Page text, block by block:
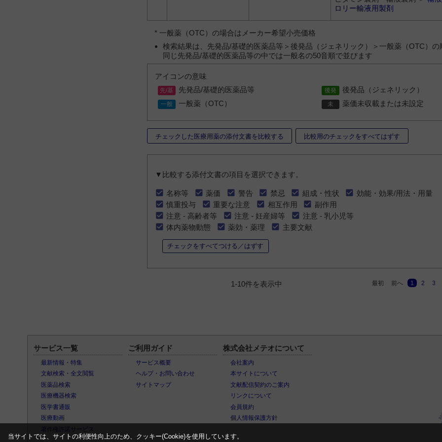
ロリー輸液用製剤
* 一般薬（OTC）の場合はメーカー希望小売価格
検索結果は、先発品/基礎的医薬品等＞後発品（ジェネリック）＞一般薬（OTC）の
同じ先発品/基礎的医薬品等の中では一般名の50音順で並びます
アイコンの意味
先発品/基礎的医薬品等
後発品（ジェネリック）
一般薬（OTC）
薬価未収載または未設定
チェックした医療用薬の添付文書を比較する 比較用のチェックをすべてはずす
▼比較する添付文書の項目を選択できます。
名称等 薬価 警告 禁忌 組成・性状
効能・効果/用法・用量
慎重投与
重要な注意 相互作用
副作用
注意 - 高齢者等
注意 - 妊産婦等
注意 - 乳小児等
体内薬物動態
薬効・薬理 主要文献
チェックをすべてつける／はずす
1-10件を表示中 最初 前へ 1 2 3
サービス一覧
最新情報・特集
文献検索・全文閲覧
医薬品検索
医療機器検索
医学書通販
医療動画
著作権許諾サービス
ご利用ガイド
サービス概要
ヘルプ・お問い合わせ
サイトマップ
株式会社メテオについて
会社案内
本サイトについて
文献配信契約のご案内
リンクについて
会員規約
個人情報保護方針
当サイトでは、サイトの利便性向上のため、クッキー(Cookie)を使用しています。